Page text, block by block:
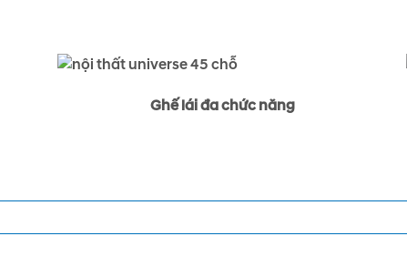
Ghế lái đa chức năng